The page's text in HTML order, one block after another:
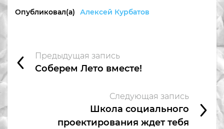
Опубликовал(а) Алексей Курбатов
Предыдущая запись
Соберем Лето вместе!
Следующая запись
Школа социального
проектирования ждет тебя